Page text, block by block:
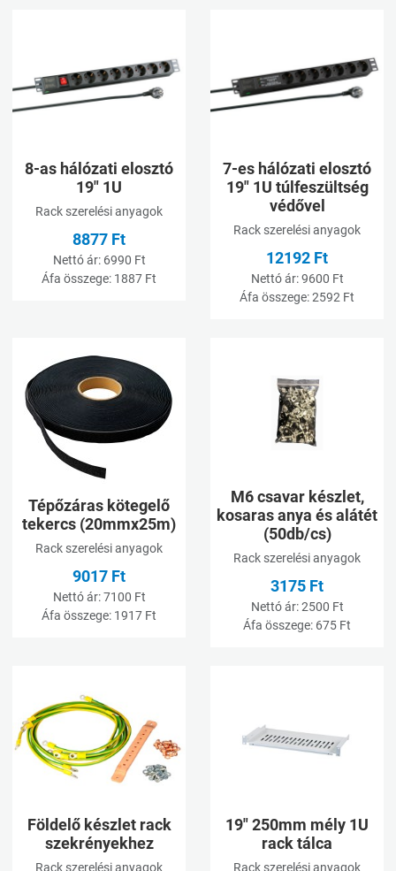
Összehasonlításhoz adom
Gyorsnézet
8-as hálózati elosztó
19" 1U
Rack szerelési anyagok
8877 Ft
Nettó ár: 6990 Ft
Áfa összege: 1887 Ft
7-es hálózati elosztó
19" 1U túlfeszültség
védővel
Rack szerelési anyagok
12192 Ft
Nettó ár:9600 Ft
Áfa összege:2592 Ft
Összehasonlításhoz adom
Tépőzáras kötegelő
tekercs (20mmx25m)
Rack szerelési anyagok
9017 Ft
Nettó ár:7100 Ft
Áfa összege: 1917 Ft
M6 csavar készlet,
kosaras anya és alátét
(50db/cs)
Rack szerelési anyagok
3175 Ft
Nettó ár:2500 Ft
Áfa összege: 675 Ft
Összehasonlításhoz adom
Földelő készlet rack
szekrényekhez
Rack szerelési anyagok
19" 250mm mély 1U
rack tálca
Rack szerelési anyagok